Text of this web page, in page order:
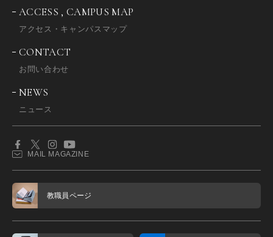
ACCESS , CAMPUS MAP
アクセス・キャンパスマップ
CONTACT
お問い合わせ
NEWS
ニュース
MAIL MAGAZINE
教職員ページ